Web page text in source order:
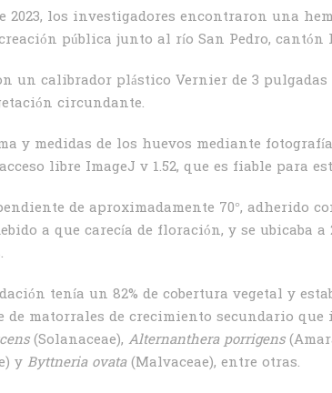
2023, los investigadores encontraron una
pública junto al río San Pedro,
un calibrador plástico Vernier de 3
circundante.
y medidas de los huevos mediante
libre ImageJ v 1.52, que es fiable para
de aproximadamente 70°,
a que carecía de floración, y se ubicaba
tenía un 82% de cobertura vegetal y
matorrales de crecimiento secundario que
(Solanaceae), Alternanthera porrigens
y Byttneria ovata(Malvaceae), entre otras.